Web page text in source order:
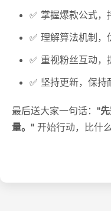
✅ 掌握爆款公式，
✅ 理解算法机制，
✅ 重视粉丝互动，
✅ 坚持更新，保持
最后送大家一句话： "
量。" 开始行动，比什